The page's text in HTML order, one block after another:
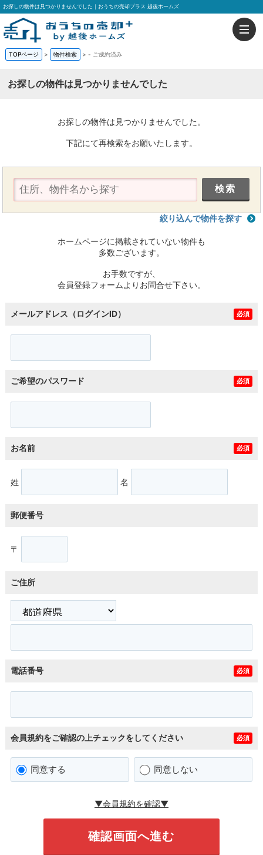
お探しの物件は見つかりませんでした｜おうちの売却プラス 越後ホームズ
TOPページ > 物件検索 > - ご成約済み
お探しの物件は見つかりませんでした
お探しの物件は見つかりませんでした。
下記にて再検索をお願いたします。
絞り込んで物件を探す
ホームページに掲載されていない物件も
多数ございます。
お手数ですが、
会員登録フォームよりお問合せ下さい。
メールアドレス（ログインID） 必須
ご希望のパスワード 必須
お名前 必須
姓 名
郵便番号
〒
ご住所
電話番号 必須
会員規約をご確認の上チェックをしてください 必須
同意する 同意しない
▼会員規約を確認▼